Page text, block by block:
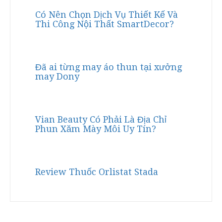
Có Nên Chọn Dịch Vụ Thiết Kế Và
Thi Công Nội Thất SmartDecor?
Đã ai từng may áo thun tại xưởng
may Dony
Vian Beauty Có Phải Là Địa Chỉ
Phun Xăm Mày Môi Uy Tín?
Review Thuốc Orlistat Stada